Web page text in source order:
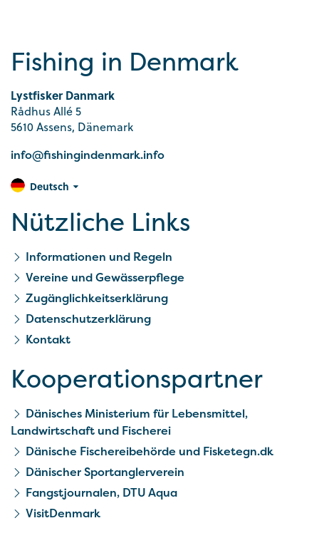
Fishing in Denmark
Lystfisker Danmark
Rådhus Allé 5
5610 Assens, Dänemark
info@fishingindenmark.info
Deutsch
Nützliche Links
Informationen und Regeln
Vereine und Gewässerpflege
Zugänglichkeitserklärung
Datenschutzerklärung
Kontakt
Kooperationspartner
Dänisches Ministerium für Lebensmittel,
Landwirtschaft und Fischerei
Dänische Fischereibehörde und Fisketegn.dk
Dänischer Sportanglerverein
Fangstjournalen, DTU Aqua
VisitDenmark